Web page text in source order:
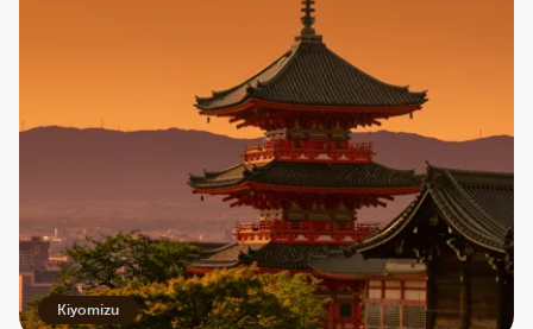
Min Rejse
Kiyomizu